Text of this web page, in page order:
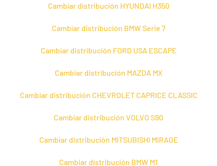
Cambiar distribución HYUNDAI H350
Cambiar distribución BMW Serie 7
Cambiar distribución FORD USA ESCAPE
Cambiar distribución MAZDA MX
Cambiar distribución CHEVROLET CAPRICE CLASSIC
Cambiar distribución VOLVO S90
Cambiar distribución MITSUBISHI MIRAGE
Cambiar distribución BMW M1